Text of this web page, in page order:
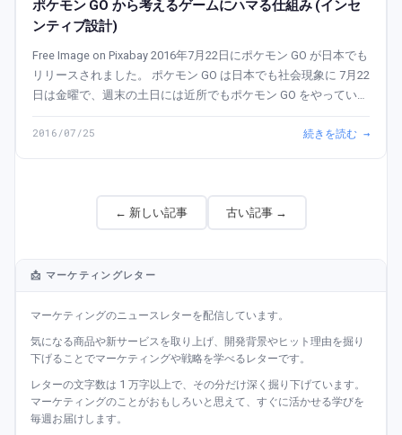
ポケモン GO から考えるゲームにハマる仕組み (インセ
ンティブ設計)
Free Image on Pixabay 2016年7月22日にポケモン GO が日本でも
リリースされました。 ポケモン GO は日本でも社会現象に 7月22
日は金曜で、週末の土日には近所でもポケモン GO をやっている
2016/07/25
続きを読む →
← 新しい記事 古い記事 →
📩 マーケティングレター
マーケティングのニュースレターを配信しています。
気になる商品や新サービスを取り上げ、開発背景やヒット理由を掘り
下げることでマーケティングや戦略を学べるレターです。
レターの文字数は 1 万字以上で、その分だけ深く掘り下げています。
マーケティングのことがおもしろいと思えて、すぐに活かせる学びを
毎週お届けします。